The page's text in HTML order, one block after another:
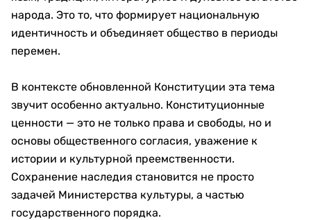
народа. Это то, что формирует национальную
идентичность и объединяет общество в периоды
перемен.
В контексте обновленной Конституции эта тема
звучит особенно актуально. Конституционные
ценности — это не только права и свободы, но и
основы общественного согласия, уважение к
истории и культурной преемственности.
Сохранение наследия становится не просто
задачей Министерства культуры, а частью
государственного порядка.